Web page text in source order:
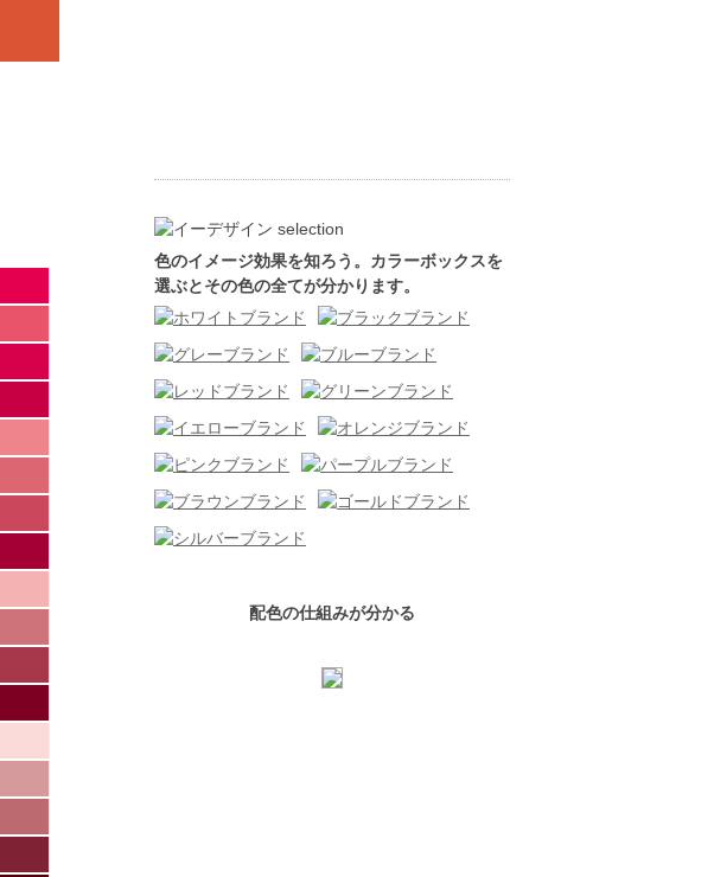
色のイメージ効果を知ろう。カラーボックスを
選ぶとその色の全てが分かります。
配色の仕組みが分かる